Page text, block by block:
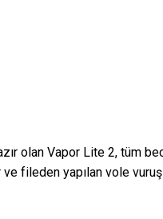
olan Vapor Lite 2, tüm
fileden yapılan vole